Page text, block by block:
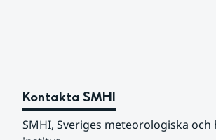
Kontakta SMHI
SMHI, Sveriges meteorologiska